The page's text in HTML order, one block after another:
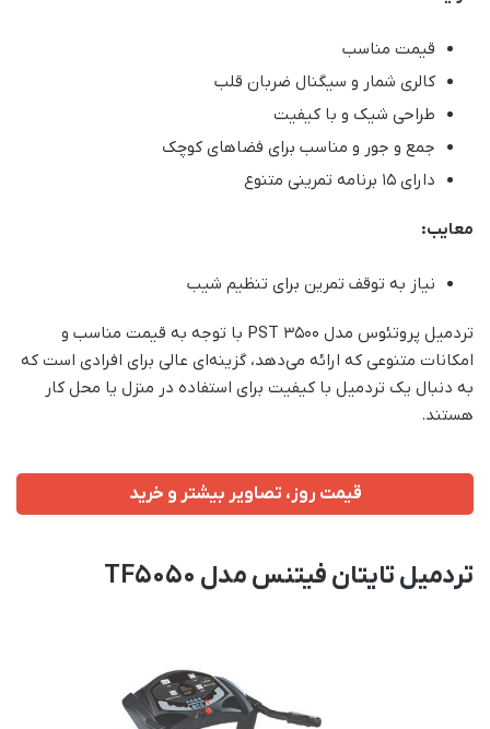
قیمت مناسب
کالری شمار و سیگنال ضربان قلب
طراحی شیک و با کیفیت
جمع و جور و مناسب برای فضاهای کوچک
دارای 15 برنامه تمرینی متنوع
معایب:
نیاز به توقف تمرین برای تنظیم شیب
تردمیل پروتئوس مدل PST 3500 با توجه به قیمت مناسب و
امکانات متنوعی که ارائه می‌دهد، گزینه‌ای عالی برای افرادی است که
به دنبال یک تردمیل با کیفیت برای استفاده در منزل یا محل کار
هستند.
قیمت روز، تصاویر بیشتر و خرید
تردمیل تایتان فیتنس مدل TF5050